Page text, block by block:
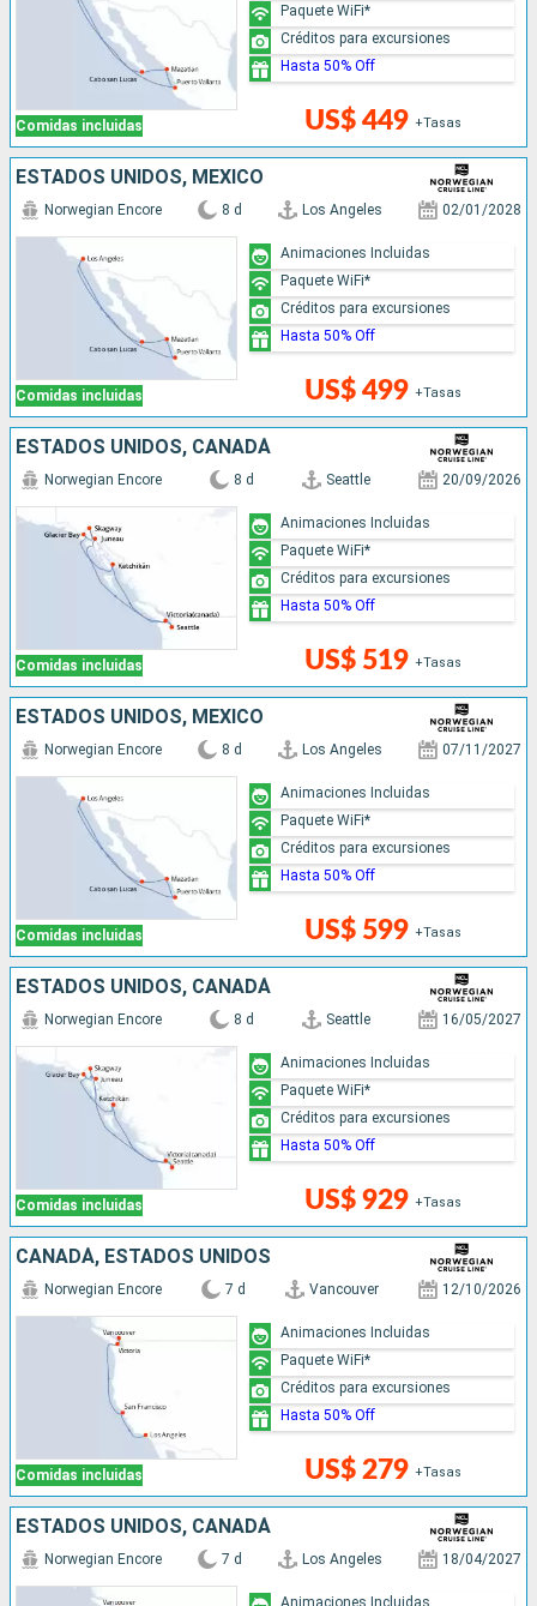
Comidas incluidas US$ 449 +Tasas
Paquete WiFi*
Créditos para excursiones
Hasta 50% Off
ESTADOS UNIDOS, MÉXICO
Comidas incluidas
Norwegian Encore 8 d Los Angeles 02/01/2028
US$ 499 +Tasas
Animaciones Incluidas
Paquete WiFi*
Créditos para excursiones
Hasta 50% Off
ESTADOS UNIDOS, CANADÁ
Comidas incluidas
Norwegian Encore 8 d Seattle 20/09/2026
US$ 519 +Tasas
Animaciones Incluidas
Paquete WiFi*
Créditos para excursiones
Hasta 50% Off
ESTADOS UNIDOS, MÉXICO
Comidas incluidas
Norwegian Encore 8 d Los Angeles 07/11/2027
US$ 599 +Tasas
Animaciones Incluidas
Paquete WiFi*
Créditos para excursiones
Hasta 50% Off
ESTADOS UNIDOS, CANADÁ
Comidas incluidas
Norwegian Encore 8 d Seattle 16/05/2027
US$ 929 +Tasas
Animaciones Incluidas
Paquete WiFi*
Créditos para excursiones
Hasta 50% Off
CANADÁ, ESTADOS UNIDOS
Comidas incluidas
Norwegian Encore 7 d Vancouver 12/10/2026
US$ 279 +Tasas
Animaciones Incluidas
Paquete WiFi*
Créditos para excursiones
Hasta 50% Off
ESTADOS UNIDOS, CANADÁ
Norwegian Encore 7 d Los Angeles 18/04/2027
Animaciones Incluidas